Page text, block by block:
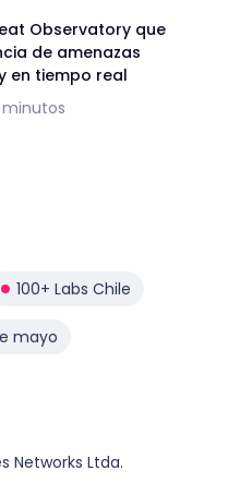
Observatory que
de amenazas
en tiempo real
100+ Labs Chile
mayo
Networks Ltda.